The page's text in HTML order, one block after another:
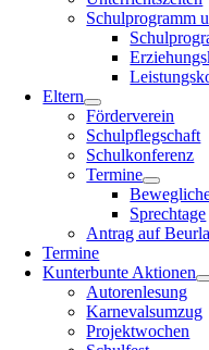
Schulprogramm
Eltern
Förderverein
Schulpflegschaft
Schulkonferenz
Termine
Sprechtage
Antrag auf
Termine
Kunterbunte Aktionen
Autorenlesung
Karnevalsumzug
Projektwochen